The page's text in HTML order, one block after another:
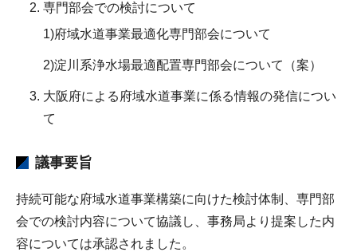
専門部会での検討について
1)府域水道事業最適化専門部会について
2)淀川系浄水場最適配置専門部会について（案）
大阪府による府域水道事業に係る情報の発信につい
て
議事要旨
持続可能な府域水道事業構築に向けた検討体制、専門部
会での検討内容について協議し、事務局より提案した内
容については承認されました。